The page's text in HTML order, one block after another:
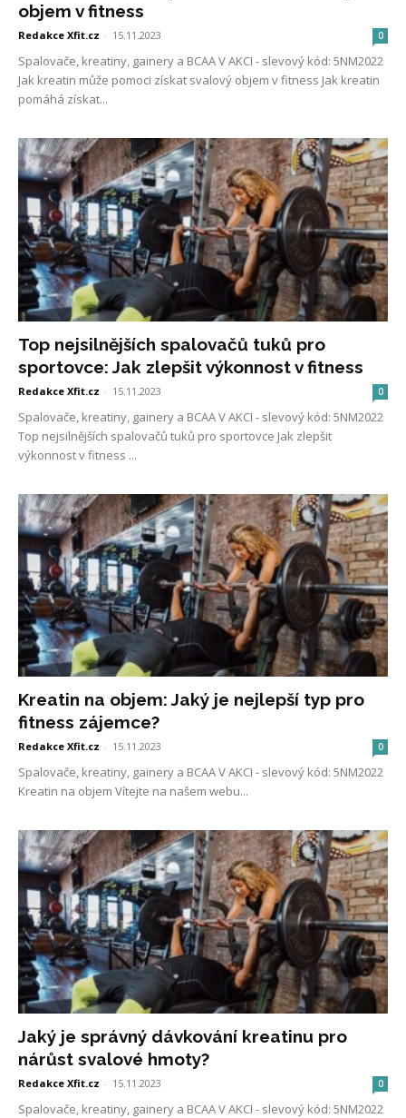
objem v fitness
Redakce Xfit.cz - 15.11.2023 0
Spalovače, kreatiny, gainery a BCAA V AKCI - slevový kód: 5NM2022
Jak kreatin může pomoci získat svalový objem v fitness Jak kreatin
pomáhá získat...
Top nejsilnějších spalovačů tuků pro
sportovce: Jak zlepšit výkonnost v fitness
Redakce Xfit.cz - 15.11.2023 0
Spalovače, kreatiny, gainery a BCAA V AKCI - slevový kód: 5NM2022
Top nejsilnějších spalovačů tuků pro sportovce Jak zlepšit
výkonnost v fitness ...
Kreatin na objem: Jaký je nejlepší typ pro
fitness zájemce?
Redakce Xfit.cz - 15.11.2023 0
Spalovače, kreatiny, gainery a BCAA V AKCI - slevový kód: 5NM2022
Kreatin na objem Vítejte na našem webu...
Jaký je správný dávkování kreatinu pro
nárůst svalové hmoty?
Redakce Xfit.cz - 15.11.2023 0
Spalovače, kreatiny, gainery a BCAA V AKCI - slevový kód: 5NM2022